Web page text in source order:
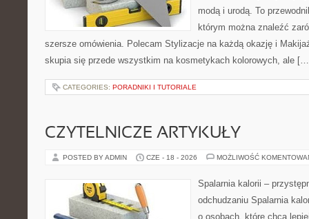
modą i urodą. To
którym można znaleźć
szersze omówienia. Polecam Stylizacje na każdą okazję i
skupia się przede wszystkim na kosmetykach kolorowych, ale
CATEGORIES: PORADNIKI I TUTORIALE
CZYTELNICZE ARTYKUŁY
POSTED BY ADMIN CZE - 18 - 2026 MOŻLIWOŚĆ
Spalarnia kalorii –
odchudzaniu Spalarnia
o osobach, które chcą